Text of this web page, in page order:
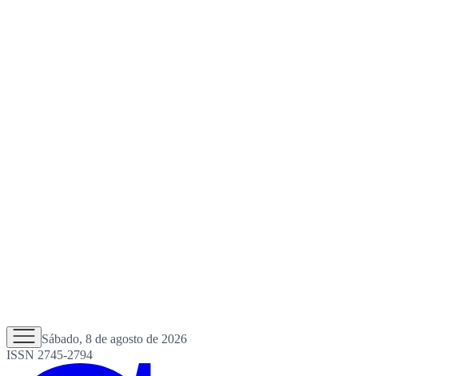
Sábado, 8 de agosto de 2026
ISSN 2745-2794